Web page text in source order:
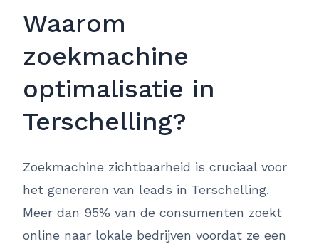
Waarom
zoekmachine
optimalisatie in
Terschelling?
Zoekmachine zichtbaarheid is cruciaal voor
het genereren van leads in Terschelling.
Meer dan 95% van de consumenten zoekt
online naar lokale bedrijven voordat ze een